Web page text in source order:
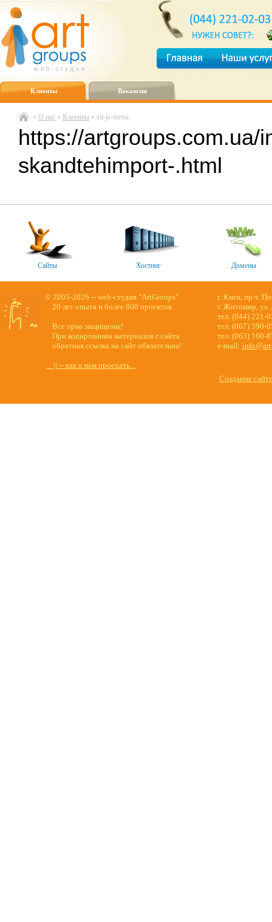
Клиенты Вакансии
» О нас » Клиенты » sti-js-menu
https://artgroups.com.ua/
skandtehimport-.html
Сайты Хостинг Домены
© 2005-2026 -- web-студия "ArtGroups"
20 лет опыта и более 800 проектов.
Все прва защищены!
При копировании материалов с сайта
обратная ссылка на сайт обязательна!
|| -- как к нам проехать...
г. Киев, пр-т.
г. Житомир, ул.
тел. (044) 221-
тел. (067) 590-
тел. (063) 160-
e-mail:
Создание